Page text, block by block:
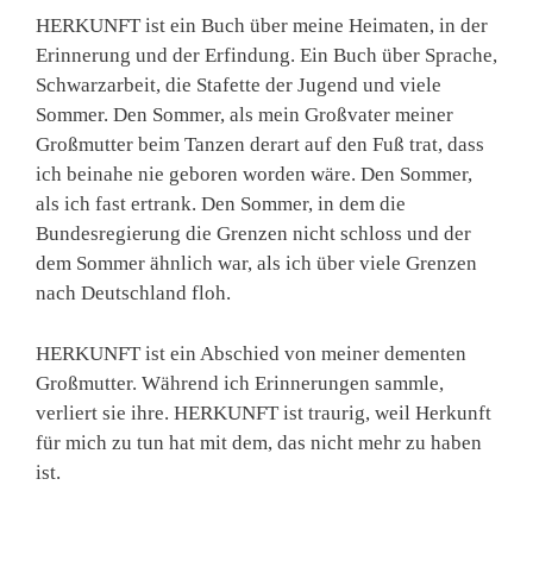
HERKUNFT ist ein Buch über meine Heimaten, in der
Erinnerung und der Erfindung. Ein Buch über Sprache,
Schwarzarbeit, die Stafette der Jugend und viele
Sommer. Den Sommer, als mein Großvater meiner
Großmutter beim Tanzen derart auf den Fuß trat, dass
ich beinahe nie geboren worden wäre. Den Sommer,
als ich fast ertrank. Den Sommer, in dem die
Bundesregierung die Grenzen nicht schloss und der
dem Sommer ähnlich war, als ich über viele Grenzen
nach Deutschland floh.
HERKUNFT ist ein Abschied von meiner dementen
Großmutter. Während ich Erinnerungen sammle,
verliert sie ihre. HERKUNFT ist traurig, weil Herkunft
für mich zu tun hat mit dem, das nicht mehr zu haben
ist.